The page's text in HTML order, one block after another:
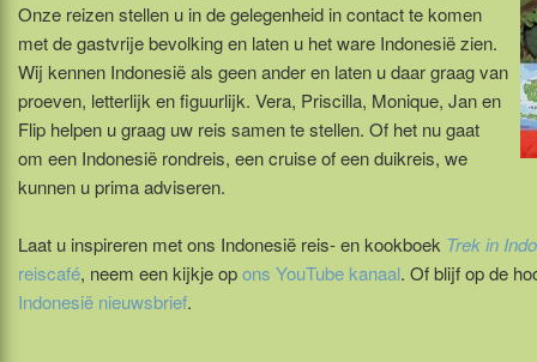
Onze reizen stellen u in de gelegenheid in contact te komen
met de gastvrije bevolking en laten u het ware Indonesië zien.
Wij kennen Indonesië als geen ander en laten u daar graag van
proeven, letterlijk en figuurlijk. Vera, Priscilla, Monique, Jan en
Flip helpen u graag uw reis samen te stellen. Of het nu gaat
om een Indonesië rondreis, een cruise of een duikreis, we
kunnen u prima adviseren.
Laat u inspireren met ons Indonesië reis- en kookboek Trek in
reiscafé, neem een kijkje opons YouTube kanaal. Of blijf op de
Indonesië nieuwsbrief.